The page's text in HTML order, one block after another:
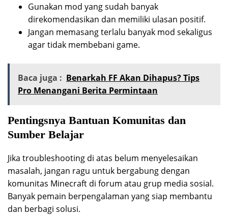
Gunakan mod yang sudah banyak
direkomendasikan dan memiliki ulasan positif.
Jangan memasang terlalu banyak mod sekaligus
agar tidak membebani game.
Baca juga : Benarkah FF Akan Dihapus? Tips
Pro Menangani Berita Permintaan
Pentingsnya Bantuan Komunitas dan
Sumber Belajar
Jika troubleshooting di atas belum menyelesaikan
masalah, jangan ragu untuk bergabung dengan
komunitas Minecraft di forum atau grup media sosial.
Banyak pemain berpengalaman yang siap membantu
dan berbagi solusi.